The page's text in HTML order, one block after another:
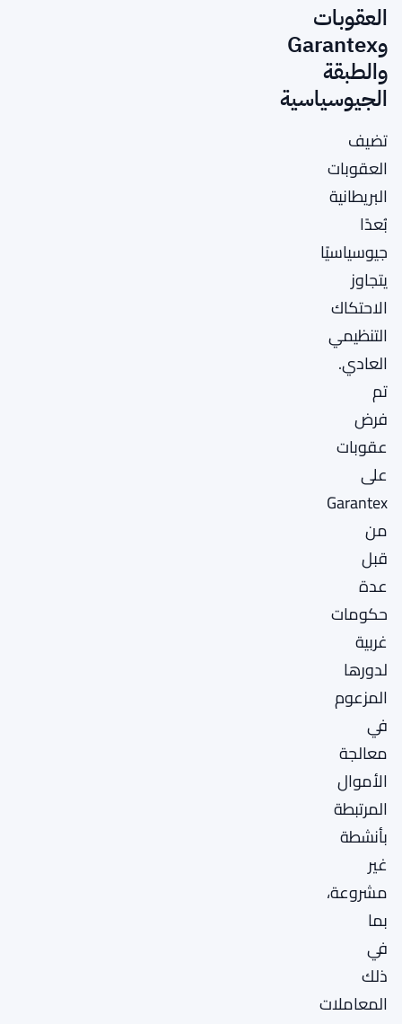
العقوبات
وGarantex
والطبقة
الجيوسياسية
تضيف
العقوبات
البريطانية
بُعدًا
جيوسياسيًا
يتجاوز
الاحتكاك
التنظيمي
العادي.
تم
فرض
عقوبات
على
Garantex
من
قبل
عدة
حكومات
غربية
لدورها
المزعوم
في
معالجة
الأموال
المرتبطة
بأنشطة
غير
مشروعة،
بما
في
ذلك
المعاملات